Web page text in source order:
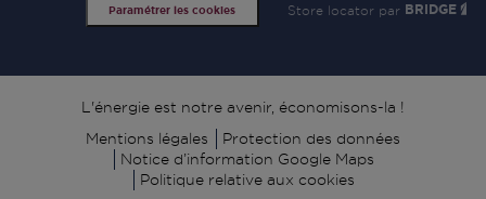
Paramétrer les cookies Store locator par BRIDGE
Signature
L'énergie est notre avenir, économisons-la !
Mentions légales
Protection des données
Notice d’information Google Maps
Politique relative aux cookies